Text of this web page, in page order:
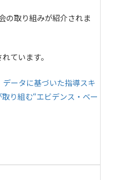
の取り組みが紹介されま
ています。
ータに基づいた指導スキ
り組む“エビデンス・ベー